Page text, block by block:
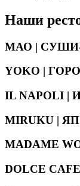
Наши
МАО |
YOKO |
IL NAPOLI
MIRUKU |
MADAME
DOLCE